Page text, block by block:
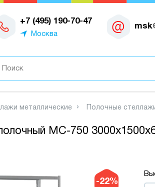
+7 (495) 190-70-47
Москва
металлические Полочные
МС-750
-22%